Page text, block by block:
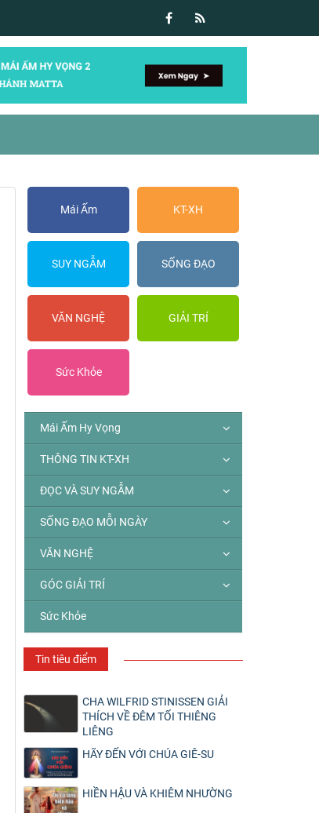
Mái Ấm KT-XH
SUY NGẪM SỐNG ĐẠO
VĂN NGHỆ GIẢI TRÍ
Sức Khỏe
Mái Ấm Hy Vọng
THÔNG TIN KT-XH
ĐỌC VÀ SUY NGẪM
SỐNG ĐẠO MỖI NGÀY
VĂN NGHỆ
GÓC GIẢI TRÍ
Sức Khỏe
Tin tiêu điểm
CHA WILFRID STINISSEN GIẢI
THÍCH VỀ ĐÊM TỐI THIÊNG
LIÊNG
HÃY ĐẾN VỚI CHÚA GIÊ-SU
HIỀN HẬU VÀ KHIÊM NHƯỜNG